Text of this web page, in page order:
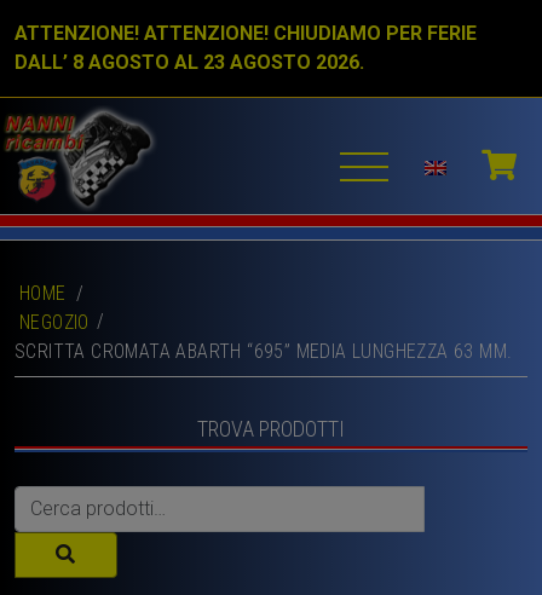
ATTENZIONE! ATTENZIONE! CHIUDIAMO PER FERIE
DALL’ 8 AGOSTO AL 23 AGOSTO 2026.
HOME /
NEGOZIO
SCRITTA CROMATA ABARTH “695” MEDIA LUNGHEZZA 63 MM.
TROVA PRODOTTI
Cerca: